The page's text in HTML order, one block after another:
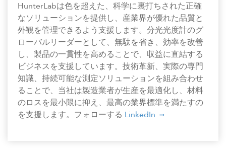
HunterLabは色を超えた、科学に裏打ちされた正確
なソリューションを提供し、産業界が優れた品質と
外観を管理できるよう支援します。分光光度計のグ
ローバルリーダーとして、無駄を省き、効率を改善
し、製品の一貫性を高めることで、収益に直結する
ビジネスを支援しています。技術革新、実際の専門
知識、持続可能な測定ソリューションを組み合わせ
ることで、当社は製造業者が生産を最適化し、材料
のロスを最小限に抑え、最高の業界標準を満たすの
を支援します。フォローする LinkedIn